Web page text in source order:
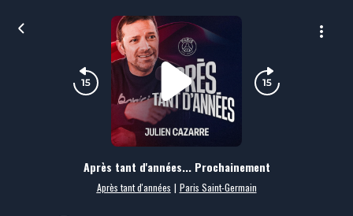
Après tant d'années... Prochainement
Après tant d'années | Paris Saint-Germain